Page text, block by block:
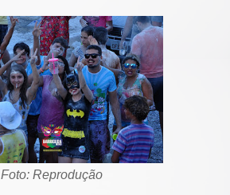
Foto: Reprodução